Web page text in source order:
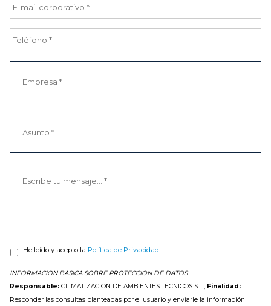
He leído y acepto la Política de Privacidad.
INFORMACION BASICA SOBRE PROTECCION DE DATOS
Responsable: CLIMATIZACION DE AMBIENTES TECNICOS S.L.; Finalidad:
Responder las consultas planteadas por el usuario y enviarle la información